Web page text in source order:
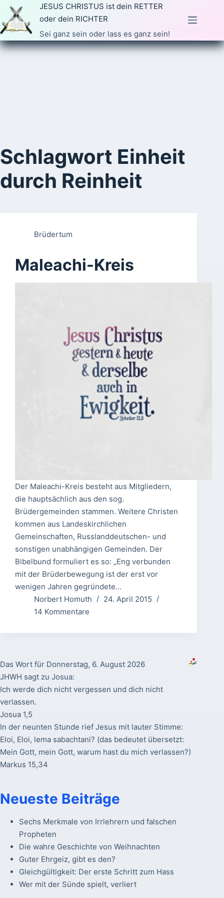
Zum
Inhalt
springen
JESUS CHRISTUS ist dein RETTER
oder dein RICHTER
Sei ganz sein oder lass es ganz sein!
Schlagwort Einheit
durch Reinheit
Brüdertum
Maleachi-Kreis
Der Maleachi-Kreis besteht aus Mitgliedern,
die hauptsächlich aus den sog.
Brüdergemeinden stammen. Weitere Christen
kommen aus Landeskirchlichen
Gemeinschaften, Russlanddeutschen- und
sonstigen unabhängigen Gemeinden. Der
Bibelbund formuliert es so: „Eng verbunden
mit der Brüderbewegung ist der erst vor
wenigen Jahren gegründete…
Norbert Homuth
24. April 2015
14 Kommentare
Das Wort für Donnerstag, 6. August 2026
JHWH sagt zu Josua:
Ich werde dich nicht vergessen und dich nicht
verlassen.
Josua 1,5
In der neunten Stunde rief Jesus mit lauter Stimme:
Eloi, Eloi, lema sabachtani? (das bedeutet übersetzt:
Mein Gott, mein Gott, warum hast du mich verlassen?)
Markus 15,34
Neueste Beiträge
Sechs Merkmale von Irrlehrern und falschen
Propheten
Die wahre Geschichte von Weihnachten
Guter Ehrgeiz, gibt es den?
Gleichgültigkeit: Der erste Schritt zum Hass
Wer mit der Sünde spielt, verliert